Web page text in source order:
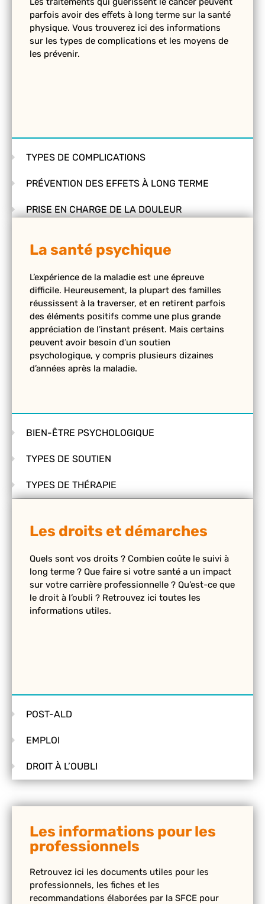
parfois avoir des effets à long terme sur la santé
physique. Vous trouverez ici des informations
sur les types de complications et les moyens de
les prévenir.
TYPES DE COMPLICATIONS
PRÉVENTION DES EFFETS À LONG TERME
PRISE EN CHARGE DE LA DOULEUR
La santé psychique
L’expérience de la maladie est une épreuve
difficile. Heureusement, la plupart des familles
réussissent à la traverser, et en retirent parfois
des éléments positifs comme une plus grande
appréciation de l’instant présent. Mais certains
peuvent avoir besoin d’un soutien
psychologique, y compris plusieurs dizaines
d’années après la maladie.
BIEN-ÊTRE PSYCHOLOGIQUE
TYPES DE SOUTIEN
TYPES DE THÉRAPIE
Les droits et démarches
Quels sont vos droits ? Combien coûte le suivi à
long terme ? Que faire si votre santé a un impact
sur votre carrière professionnelle ? Qu’est-ce que
le droit à l’oubli ? Retrouvez ici toutes les
informations utiles.
POST-ALD
EMPLOI
DROIT À L’OUBLI
Les informations pour les
professionnels
Retrouvez ici les documents utiles pour les
professionnels, les fiches et les
recommandations élaborées par la SFCE pour